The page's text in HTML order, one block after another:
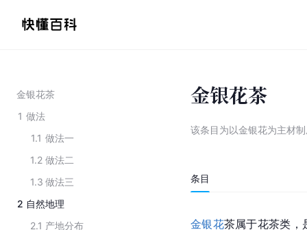
金银花茶
1 做法
1.1 做法一
1.2 做法二
1.3 做法三
2 自然地理
2.1 产地分布
金银花茶
该条目为以金银花为主材
条目
金银花茶属于花茶类，